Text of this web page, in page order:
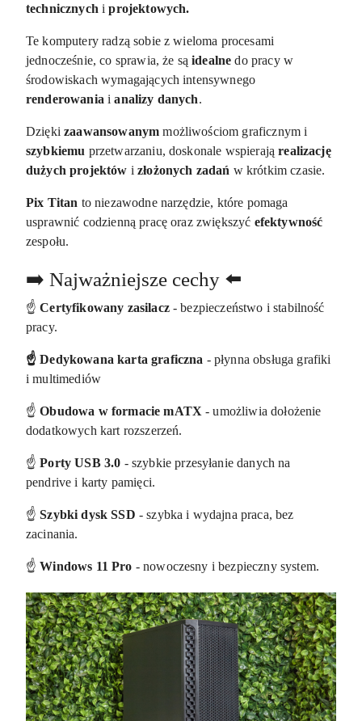
technicznych iprojektowych.
Te komputery radzą sobie z wieloma procesami
jednocześnie, co sprawia, że sąidealne do pracy w
środowiskach wymagających intensywnego
renderowania ianalizy danych.
Dziękizaawansowanym możliwościom graficznym i
szybkiemu przetwarzaniu, doskonale wspierająrealizację
dużych projektów izłożonych zadań w krótkim czasie.
Pix Titan to niezawodne narzędzie, które pomaga
usprawnić codzienną pracę oraz zwiększyć efektywność
zespołu.
➡️ Najważniejsze cechy ⬅️
☝️Certyfikowany zasilacz- bezpieczeństwo i stabilność
pracy.
☝️ Dedykowana karta graficzna - płynna obsługa grafiki
i multimediów
☝️Obudowa w formacie mATX - umożliwia dołożenie
dodatkowych kart rozszerzeń.
☝️Porty USB 3.0 - szybkie przesyłanie danych na
pendrive i karty pamięci.
☝️Szybki dysk SSD - szybka i wydajna praca, bez
zacinania.
☝️Windows 11 Pro - nowoczesny i bezpieczny system.